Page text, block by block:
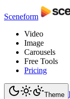
Sceneform
Video
Image
Carousels
Free Tools
Pricing
Theme